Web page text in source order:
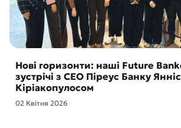
Нові горизонти: наші Future
зустрічі з CEO Піреус Банку
Кіріакопулосом
02 Квітня 2026